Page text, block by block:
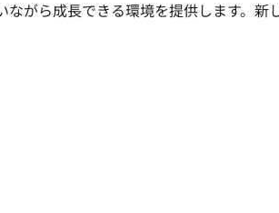
がら成長できる環境を提供します。新